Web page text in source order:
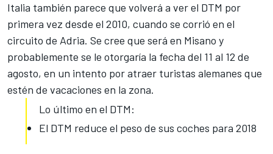
Italia también parece que volverá a ver el DTM por
primera vez desde el 2010, cuando se corrió en el
circuito de Adria. Se cree que será en Misano y
probablemente se le otorgaría la fecha del 11 al 12 de
agosto, en un intento por atraer turistas alemanes que
estén de vacaciones en la zona.
Lo último en el DTM:
El DTM reduce el peso de sus coches para 2018